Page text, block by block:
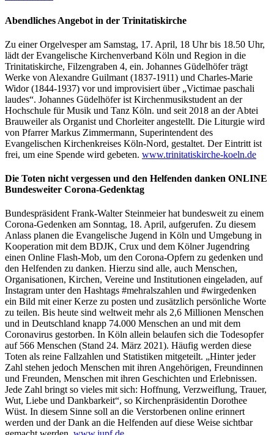
Abendliches Angebot in der Trinitatiskirche
Zu einer Orgelvesper am Samstag, 17. April, 18 Uhr bis 18.50 Uhr,
lädt der Evangelische Kirchenverband Köln und Region in die
Trinitatiskirche, Filzengraben 4, ein. Johannes Güdelhöfer trägt
Werke von Alexandre Guilmant (1837-1911) und Charles-Marie
Widor (1844-1937) vor und improvisiert über „Victimae paschali
laudes“. Johannes Güdelhöfer ist Kirchenmusikstudent an der
Hochschule für Musik und Tanz Köln. und seit 2018 an der Abtei
Brauweiler als Organist und Chorleiter angestellt. Die Liturgie wird
von Pfarrer Markus Zimmermann, Superintendent des
Evangelischen Kirchenkreises Köln-Nord, gestaltet. Der Eintritt ist
frei, um eine Spende wird gebeten. www.trinitatiskirche-koeln.de
Die Toten nicht vergessen und den Helfenden danken ONLINE
Bundesweiter Corona-Gedenktag
Bundespräsident Frank-Walter Steinmeier hat bundesweit zu einem
Corona-Gedenken am Sonntag, 18. April, aufgerufen. Zu diesem
Anlass planen die Evangelische Jugend in Köln und Umgebung in
Kooperation mit dem BDJK, Crux und dem Kölner Jugendring
einen Online Flash-Mob, um den Corona-Opfern zu gedenken und
den Helfenden zu danken. Hierzu sind alle, auch Menschen,
Organisationen, Kirchen, Vereine und Institutionen eingeladen, auf
Instagram unter den Hashtags #mehralszahlen und #wirgedenken
ein Bild mit einer Kerze zu posten und zusätzlich persönliche Worte
zu teilen. Bis heute sind weltweit mehr als 2,6 Millionen Menschen
und in Deutschland knapp 74.000 Menschen an und mit dem
Coronavirus gestorben. In Köln allein belaufen sich die Todesopfer
auf 566 Menschen (Stand 24. März 2021). Häufig werden diese
Toten als reine Fallzahlen und Statistiken mitgeteilt. „Hinter jeder
Zahl stehen jedoch Menschen mit ihren Angehörigen, Freundinnen
und Freunden, Menschen mit ihren Geschichten und Erlebnissen.
Jede Zahl bringt so vieles mit sich: Hoffnung, Verzweiflung, Trauer,
Wut, Liebe und Dankbarkeit“, so Kirchenpräsidentin Dorothee
Wüst. In diesem Sinne soll an die Verstorbenen online erinnert
werden und der Dank an die Helfenden auf diese Weise sichtbar